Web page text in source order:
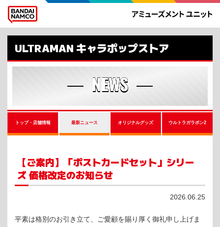
ULTRAMAN キャラポップストア
NEWS
トップ・店舗情報 最新ニュース オリジナルグッズ ウルトラガラポン2
【ご案内】「ポストカードセット」シリー
ズ 価格改定のお知らせ
2026.06.25
平素は格別のお引き立て、ご愛顧を賜り厚く御礼申し上げま